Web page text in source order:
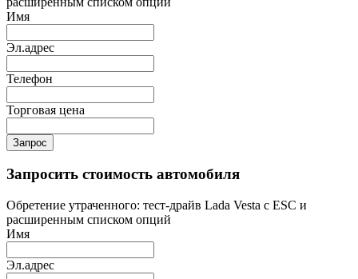
Имя
Эл.адрес
Телефон
Торговая цена
Запрос
Запросить стоимость автомобиля
Обретение утраченного: тест-драйв Lada Vesta с ESC и
расширенным списком опций
Имя
Эл.адрес